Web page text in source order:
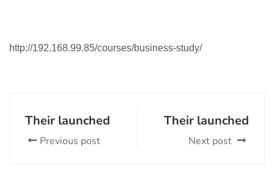
http://192.168.99.85/courses/business-study/
Their launched
Previous post
Their launched
Next post